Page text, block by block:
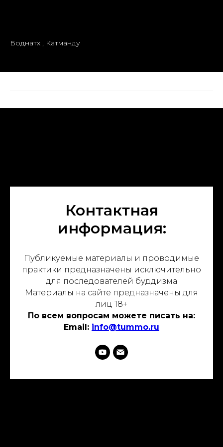
Боднатх , Катманду
Контактная
информация:
Публикуемые материалы и проводимые
практики предназначены исключительно
для последователей буддизма
Материалы на сайте предназначены для
лиц 18+
По всем вопросам можете писать на:
Email: info@tummo.ru